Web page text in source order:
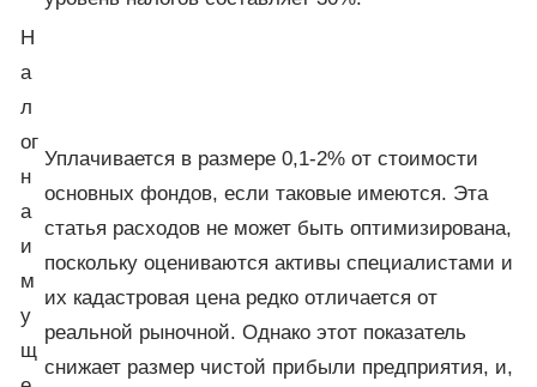
Н
а
л
ог
н
а
и
м
у
щ
Уплачивается в размере 0,1-2% от стоимости
основных фондов, если таковые имеются. Эта
статья расходов не может быть оптимизирована,
поскольку оцениваются активы специалистами и
их кадастровая цена редко отличается от
реальной рыночной. Однако этот показатель
снижает размер чистой прибыли предприятия, и,